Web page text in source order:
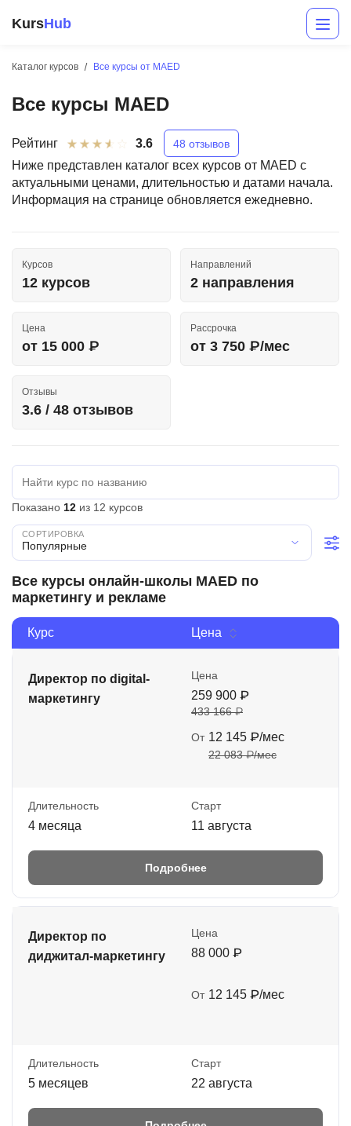
KursHub
Каталог курсов Все курсы от MAED
Все курсы MAED
Рейтинг 3.6 48 отзывов
Ниже представлен каталог всех курсов от MAED с
актуальными ценами, длительностью и датами начала.
Информация на странице обновляется ежедневно.
Курсов
12 курсов
Направлений
2 направления
Цена
от 15 000 ₽
Рассрочка
от 3 750 ₽/мес
Отзывы
3.6 / 48 отзывов
Показано 12 из 12 курсов
Популярные
Все курсы онлайн-школы MAED по
маркетингу и рекламе
Курс Цена
Директор по digital-
маркетингу
Цена
259 900 ₽
433 166 ₽
От 12 145 ₽/мес
22 083 ₽/мес
Длительность
4 месяца
Старт
11 августа
Подробнее
Директор по
диджитал-маркетингу
Цена
88 000 ₽
От 12 145 ₽/мес
Длительность
5 месяцев
Старт
22 августа
Дизайн
Менеджмент
Soft Skills
Детям
Акции и промокоды
Рейтинг онлайн-школ